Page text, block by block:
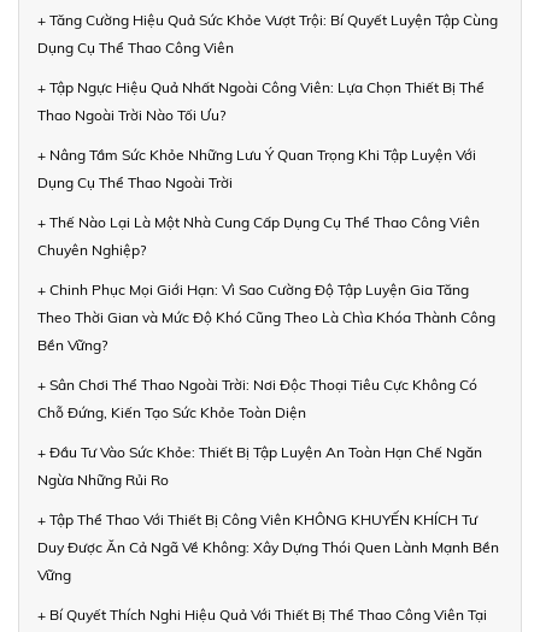
+ Tăng Cường Hiệu Quả Sức Khỏe Vượt Trội: Bí Quyết Luyện Tập Cùng
Dụng Cụ Thể Thao Công Viên
+ Tập Ngực Hiệu Quả Nhất Ngoài Công Viên: Lựa Chọn Thiết Bị Thể
Thao Ngoài Trời Nào Tối Ưu?
+ Nâng Tầm Sức Khỏe Những Lưu Ý Quan Trọng Khi Tập Luyện Với
Dụng Cụ Thể Thao Ngoài Trời
+ Thế Nào Lại Là Một Nhà Cung Cấp Dụng Cụ Thể Thao Công Viên
Chuyên Nghiệp?
+ Chinh Phục Mọi Giới Hạn: Vì Sao Cường Độ Tập Luyện Gia Tăng
Theo Thời Gian và Mức Độ Khó Cũng Theo Là Chìa Khóa Thành Công
Bền Vững?
+ Sân Chơi Thể Thao Ngoài Trời: Nơi Độc Thoại Tiêu Cực Không Có
Chỗ Đứng, Kiến Tạo Sức Khỏe Toàn Diện
+ Đầu Tư Vào Sức Khỏe: Thiết Bị Tập Luyện An Toàn Hạn Chế Ngăn
Ngừa Những Rủi Ro
+ Tập Thể Thao Với Thiết Bị Công Viên KHÔNG KHUYẾN KHÍCH Tư
Duy Được Ăn Cả Ngã Về Không: Xây Dựng Thói Quen Lành Mạnh Bền
Vững
+ Bí Quyết Thích Nghi Hiệu Quả Với Thiết Bị Thể Thao Công Viên Tại